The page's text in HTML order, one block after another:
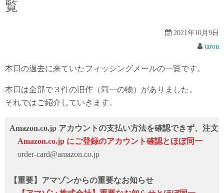
覧
2021年10月9日
tarou
本日の過去に来ていたフィッシングメールの一覧です。
本日は全部で３件の旧作（同一の物）がありました。
それではご紹介していきます。
Amazon.co.jp アカウントの支払い方法を確認できず、注文
Аmazon.co.jp にご登録のアカウント確認とほぼ同一
order-card@amazon.co.jp
【重要】アマゾンからの重要なお知らせ